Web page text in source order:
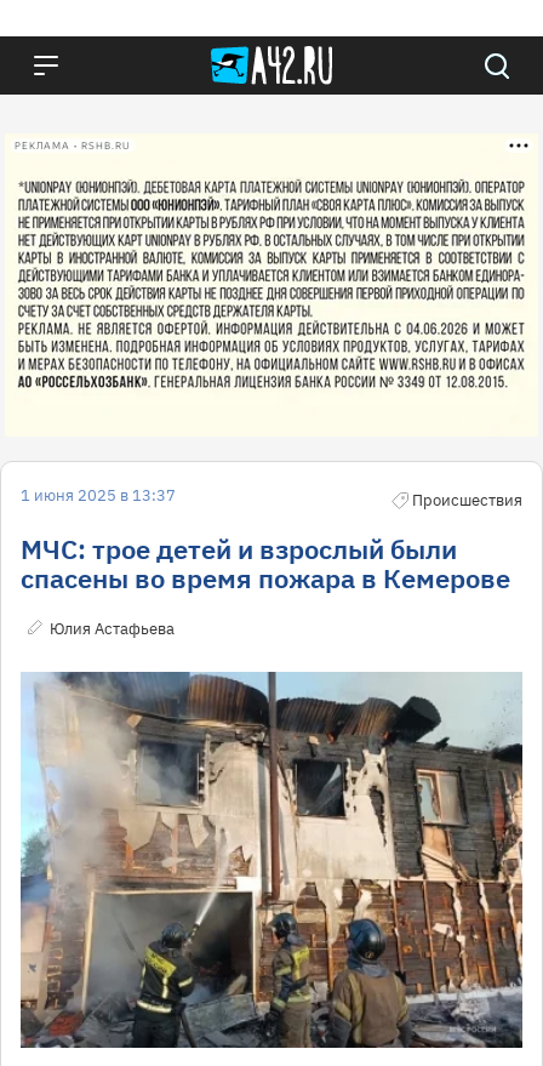
РЕКЛАМА • RSHB.RU
1 июня 2025 в 13:37 Происшествия
МЧС: трое детей и взрослый были
спасены во время пожара в Кемерове
Юлия Астафьева